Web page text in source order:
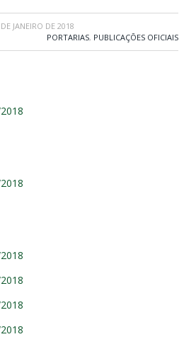
JANEIRO DE 2018
PORTARIAS, PUBLICAÇÕES OFICIAIS